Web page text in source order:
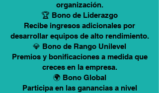
organización.
🏆 Bono de Liderazgo
Recibe ingresos adicionales por
desarrollar equipos de alto rendimiento.
💎 Bono de Rango Unilevel
Premios y bonificaciones a medida que
creces en la empresa.
🌍 Bono Global
Participa en las ganancias a nivel